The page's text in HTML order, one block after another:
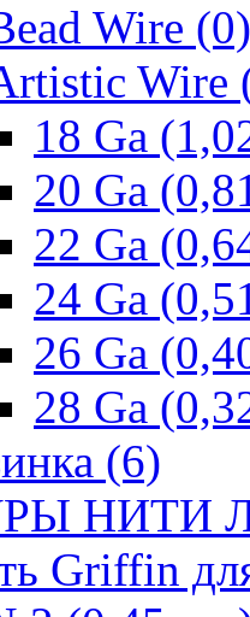
Wire (0)
Wire
18 Ga
20 Ga
22 Ga
24 Ga
26 Ga
28 Ga
(6)
НИТИ
Griffin